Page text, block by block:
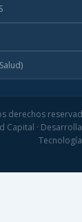
derechos
Capital ·
Tecnología